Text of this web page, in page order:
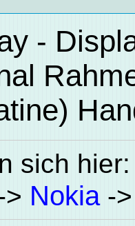
-
sich
> Nokia-